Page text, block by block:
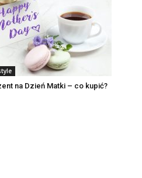
na Dzień Matki – co kupić?